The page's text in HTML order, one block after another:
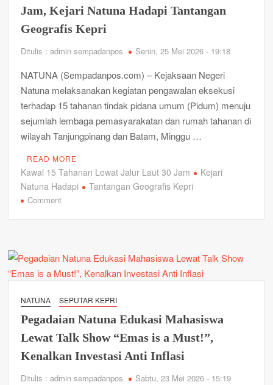
Turnamen
Biliar
Pererat
Silaturahmi
Masyarakat
Jam, Kejari Natuna Hadapi Tantangan
Geografis Kepri
Ditulis : admin sempadanpos Senin, 25 Mei 2026 - 19:18
NATUNA (Sempadanpos.com) – Kejaksaan Negeri
Natuna melaksanakan kegiatan pengawalan eksekusi
terhadap 15 tahanan tindak pidana umum (Pidum) menuju
sejumlah lembaga pemasyarakatan dan rumah tahanan di
wilayah Tanjungpinang dan Batam, Minggu …
READ MORE
Kawal 15 Tahanan Lewat Jalur Laut 30 Jam
Kejari
Natuna Hadapi
Tantangan Geografis Kepri
Commenton
Lewat
Laut
Jam,
Kejari
Natuna
Tantangan
Geografis
NATUNA SEPUTAR KEPRI
Pegadaian Natuna Edukasi Mahasiswa
Lewat Talk Show “Emas is a Must!”,
Kenalkan Investasi Anti Inflasi
Ditulis : admin sempadanpos Sabtu, 23 Mei 2026 - 15:19